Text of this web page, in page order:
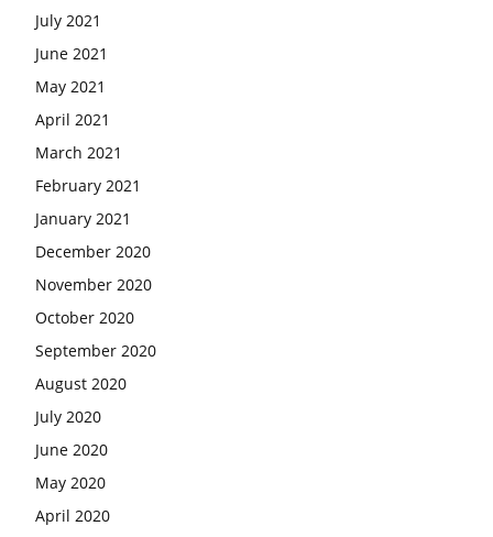
July 2021
June 2021
May 2021
April 2021
March 2021
February 2021
January 2021
December 2020
November 2020
October 2020
September 2020
August 2020
July 2020
June 2020
May 2020
April 2020